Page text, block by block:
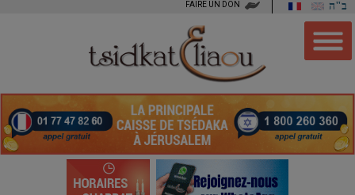
ב"ה FAIRE UN DON